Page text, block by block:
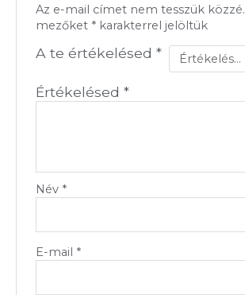
Az e-mail címet nem tesszük közzé.
mezőket * karakterrel jelöltük
A te értékelésed*
Értékelésed*
Név *
E-mail *